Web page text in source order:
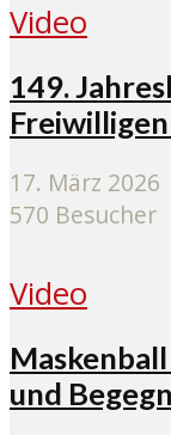
Video
149.
17. März 2026
570 Besucher
Video
und